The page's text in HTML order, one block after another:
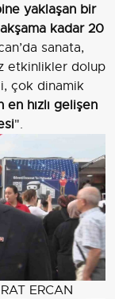
yaklaşan bir
kadar 20
sanata,
etkinlikler dolup
çok dinamik
en hızlı gelişen
".
ERCAN